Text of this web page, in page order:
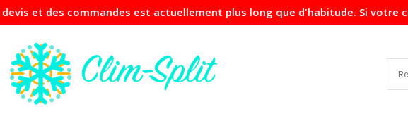
est actuellement plus long que d'habitude. Si votre commande